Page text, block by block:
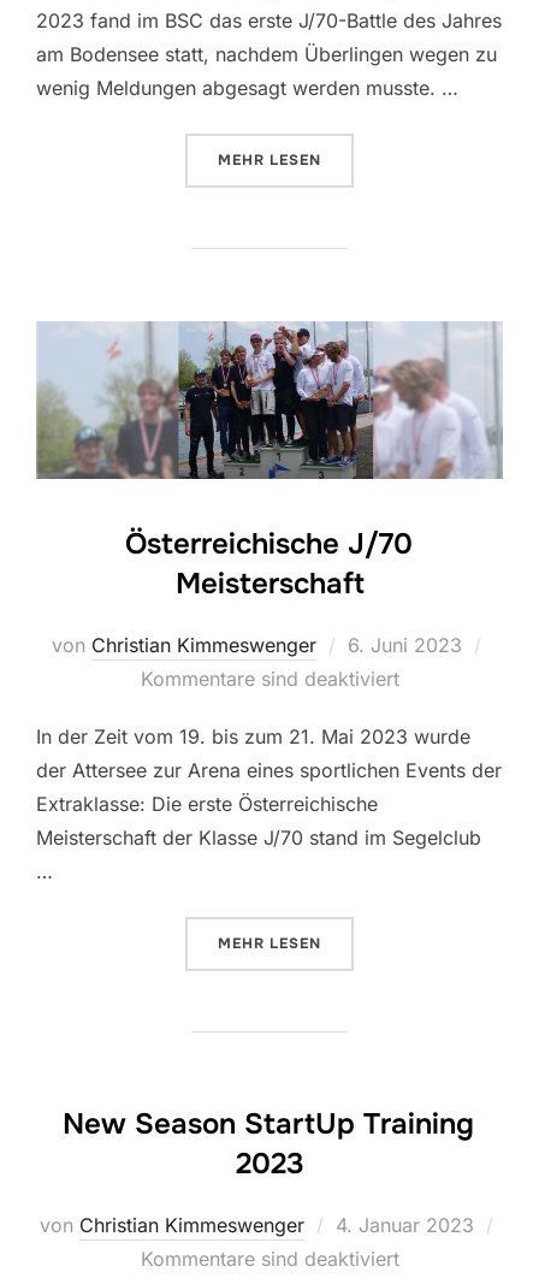
2023 fand im BSC das erste J/70-Battle des Jahres
am Bodensee statt, nachdem Überlingen wegen zu
wenig Meldungen abgesagt werden musste. …
MEHR ÜBER „J/70 ONE DESIGN
LESEN
Österreichische J/70
Meisterschaft
von Christian Kimmeswenger
Veröffentlicht
am
6. Juni 2023
Kommentare sind deaktiviert
In der Zeit vom 19. bis zum 21. Mai 2023 wurde
der Attersee zur Arena eines sportlichen Events der
Extraklasse: Die erste Österreichische
Meisterschaft der Klasse J/70 stand im Segelclub
…
MEHR ÜBER „ÖSTERREICHISCHE J/70
LESEN
New Season StartUp Training
2023
von Christian Kimmeswenger
Veröffentlicht
am
4. Januar 2023
Kommentare sind deaktiviert